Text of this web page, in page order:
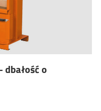
o